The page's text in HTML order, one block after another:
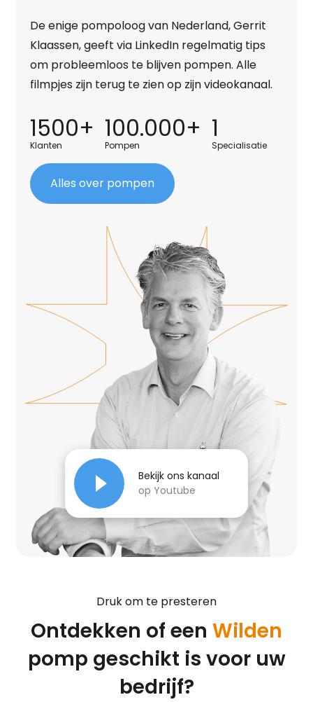
De enige pompoloog van Nederland, Gerrit
Klaassen, geeft via LinkedIn regelmatig tips
om probleemloos te blijven pompen. Alle
filmpjes zijn terug te zien op zijn videokanaal.
1500+
Klanten
100.000+
Pompen
1
Specialisatie
Alles over pompen
Bekijk ons kanaal
op Youtube
Druk om te presteren
Ontdekken of een Wilden
pomp geschikt is voor uw
bedrijf?